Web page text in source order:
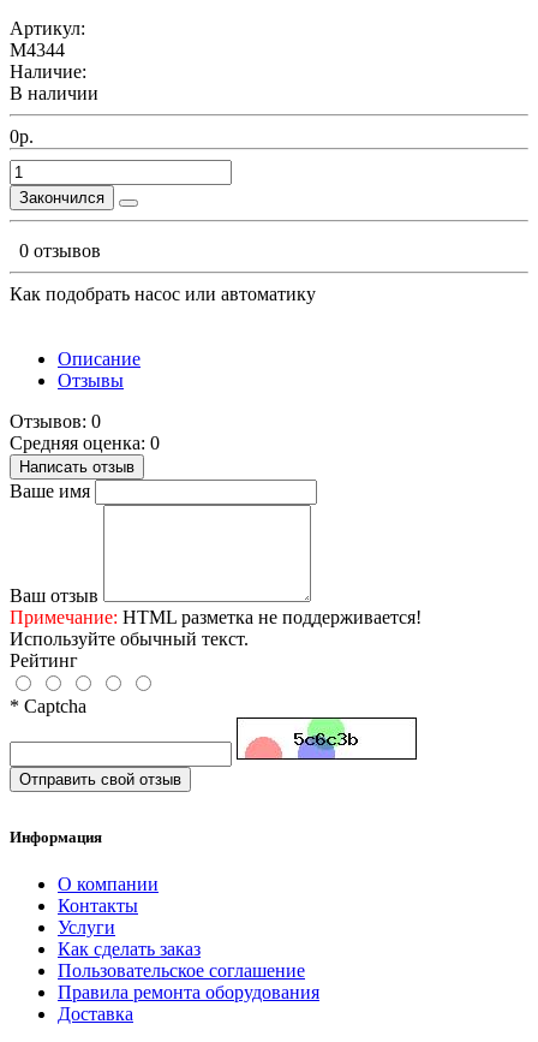
Артикул:
М4344
Наличие:
В наличии
0р.
Закончился
0 отзывов
Как подобрать насос или автоматику
Описание
Отзывы
Отзывов: 0
Средняя оценка: 0
Написать отзыв
Ваше имя
Ваш отзыв
Примечание: HTML разметка не поддерживается!
Используйте обычный текст.
Рейтинг
* Captcha
Отправить свой отзыв
Информация
О компании
Контакты
Услуги
Как сделать заказ
Пользовательское соглашение
Правила ремонта оборудования
Доставка